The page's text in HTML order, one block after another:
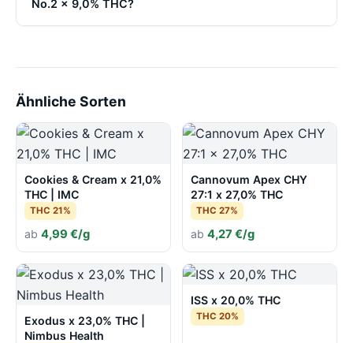
No.2 x 9,0% THC?
Ähnliche Sorten
Cookies & Cream x 21,0%
THC | IMC
THC 21%
ab 4,99 €/g
Cannovum Apex CHY
27:1 x 27,0% THC
THC 27%
ab 4,27 €/g
Exodus x 23,0% THC |
Nimbus Health
ISS x 20,0% THC
THC 20%